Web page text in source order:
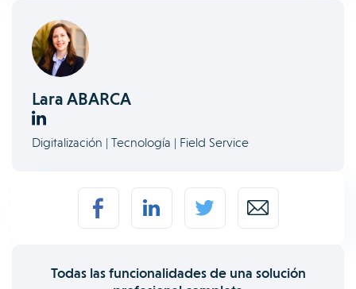
Lara ABARCA
Digitalización | Tecnología | Field Service
Todas las funcionalidades de una solución